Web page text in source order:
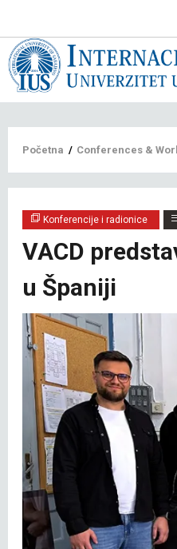
Breadcrumb
Početna / Conferences &
Konferencije i radionice
VACD
u Španiji